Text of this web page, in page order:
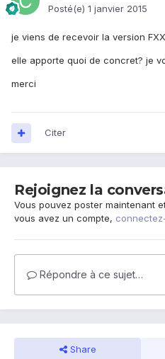
Posté(e) 1 janvier 2015
je viens de recevoir la version
elle apporte quoi de concret? je
merci
Citer
Rejoignez la
Vous pouvez poster maintenant
vous avez un compte,
Répondre à ce sujet…
Share